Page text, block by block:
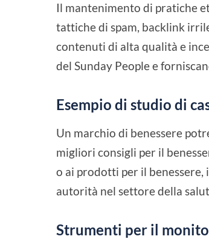
Il mantenimento di pratiche
tattiche di spam, backlink
contenuti di alta qualità e
del Sunday People e
Esempio di studio di
Un marchio di benessere
migliori consigli per il
o ai prodotti per il
autorità nel settore della
Strumenti per il